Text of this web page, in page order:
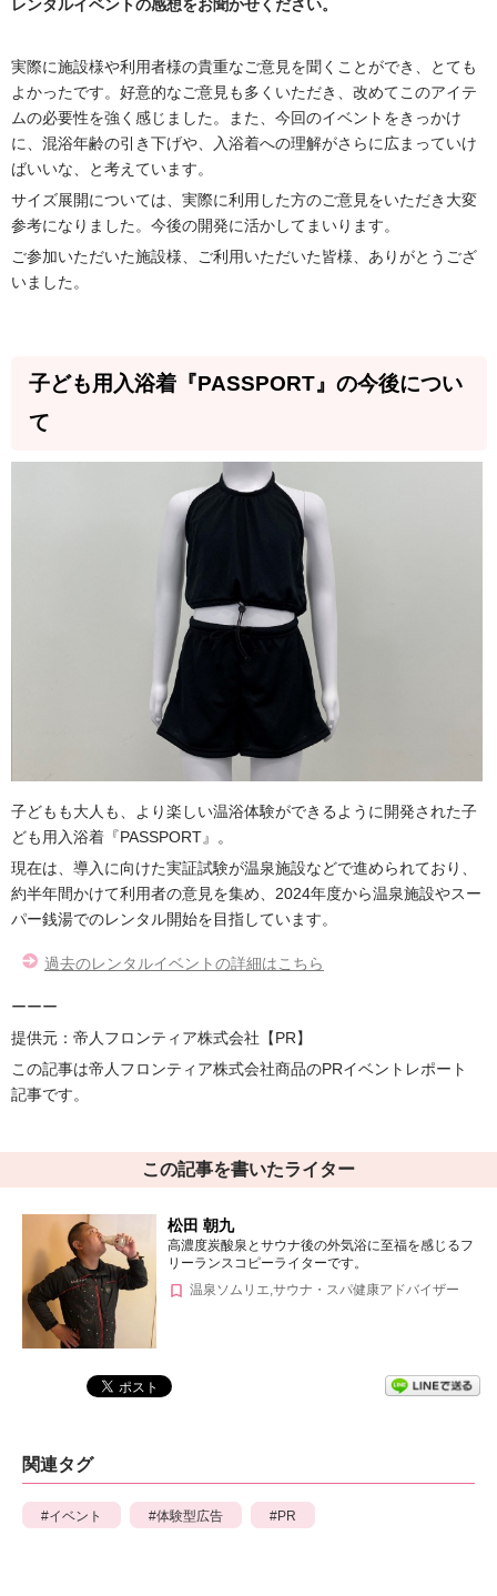
レンタルイベントの感想をお聞かせください。
実際に施設様や利用者様の貴重なご意見を聞くことができ、とても
よかったです。好意的なご意見も多くいただき、改めてこのアイテ
ムの必要性を強く感じました。また、今回のイベントをきっかけ
に、混浴年齢の引き下げや、入浴着への理解がさらに広まっていけ
ばいいな、と考えています。
サイズ展開については、実際に利用した方のご意見をいただき大変
参考になりました。今後の開発に活かしてまいります。
ご参加いただいた施設様、ご利用いただいた皆様、ありがとうござ
いました。
子ども用入浴着『PASSPORT』の今後につい
て
子どもも大人も、より楽しい温浴体験ができるように開発された子
ども用入浴着『PASSPORT』。
現在は、導入に向けた実証試験が温泉施設などで進められており、
約半年間かけて利用者の意見を集め、2024年度から温泉施設やスー
パー銭湯でのレンタル開始を目指しています。
過去のレンタルイベントの詳細はこちら
ーーー
提供元： 帝人フロンティア株式会社 【PR】
この記事は帝人フロンティア株式会社商品のPRイベントレポート
記事です。
この記事を書いたライター
松田 朝九
高濃度炭酸泉とサウナ後の外気浴に至福を感じるフ
リーランスコピーライターです。
温泉ソムリエ,サウナ・スパ健康アドバイザー
関連タグ
イベント 体験型広告 PR